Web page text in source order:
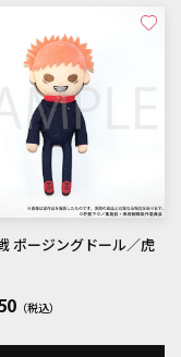
ポージングドール／虎